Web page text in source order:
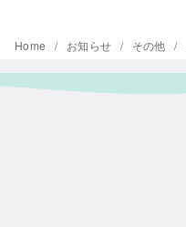
Home お知らせ その他